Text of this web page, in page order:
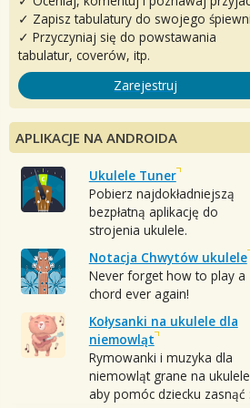
✓ Zapisz tabulatury do swojego
✓ Przyczyniaj się do powstawania
tabulatur, coverów, itp.
Zarejestruj
APLIKACJE NA ANDROIDA
Ukulele Tuner
Pobierz najdokładniejszą
bezpłatną aplikację do
strojenia ukulele.
Notacja Chwytów ukulele
Never forget how to play a
chord ever again!
Kołysanki na ukulele dla
niemowląt
Rymowanki i muzyka dla
niemowląt grane na
aby pomóc dziecku zasnąć